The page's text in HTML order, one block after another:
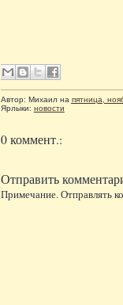
Автор: Михаил на пятница,
Ярлыки: новости
0 коммент.:
Отправить
Примечание. Отправлять